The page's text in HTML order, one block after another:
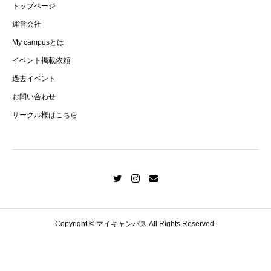
トップページ
運営会社
My campusとは
イベント掲載依頼
過去イベント
お問い合わせ
サークル様はこちら
Copyright © マイキャンパス All Rights Reserved.